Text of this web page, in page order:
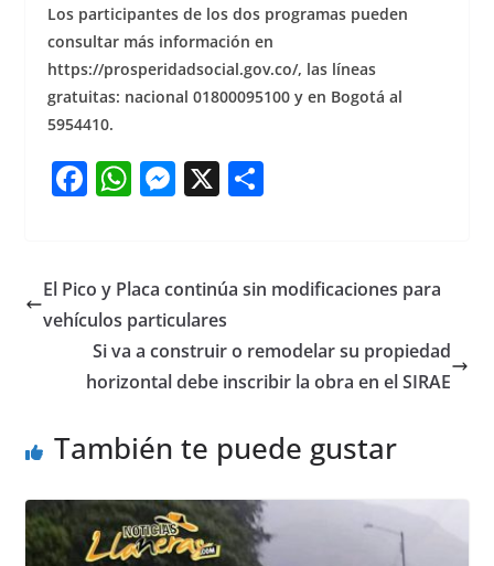
Los participantes de los dos programas pueden
consultar más información en
https://prosperidadsocial.gov.co/, las líneas
gratuitas: nacional 01800095100 y en Bogotá al
5954410.
F
e
b
o
o
W
s
A
p
p
M
e
n
g
er
X S
e
El Pico y Placa continúa sin modificaciones para
vehículos particulares
Si va a construir o remodelar su propiedad
horizontal debe inscribir la obra en el SIRAE
También te puede gustar